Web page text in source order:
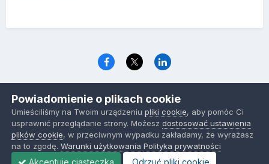
www.optymalizacja.com
Powered by Invision Community
Powiadomienie o plikach cookie
Umieściliśmy na Twoim urządzeniupliki cookie, aby pomóc Ci
usprawnić przeglądanie strony. Możeszdostosować ustawienia
plików cookie, w przeciwnym wypadku zakładamy, że wyrażasz
na to zgodę.Warunki użytkowania Polityka prywatności
Akceptuje ciasteczka Odrzuć pliki cookie